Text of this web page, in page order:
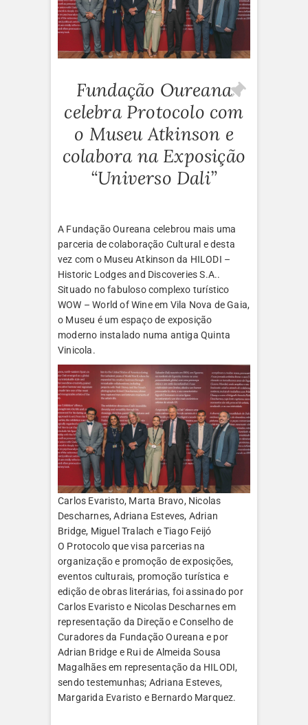
Fundação Oureana
celebra Protocolo com
o Museu Atkinson e
colabora na Exposição
“Universo Dali”
A Fundação Oureana celebrou mais uma
parceria de colaboração Cultural e desta
vez com o Museu Atkinson da HILODI –
Historic Lodges and Discoveries S.A..
Situado no fabuloso complexo turístico
WOW – World of Wine em Vila Nova de Gaia,
o Museu é um espaço de exposição
moderno instalado numa antiga Quinta
Vinicola.
Carlos Evaristo, Marta Bravo, Nicolas
Descharnes, Adriana Esteves, Adrian
Bridge, Miguel Tralach e Tiago Feijó
O Protocolo que visa parcerias na
organização e promoção de exposições,
eventos culturais, promoção turística e
edição de obras literárias, foi assinado por
Carlos Evaristo e Nicolas Descharnes em
representação da Direção e Conselho de
Curadores da Fundação Oureana e por
Adrian Bridge e Rui de Almeida Sousa
Magalhães em representação da HILODI,
sendo testemunhas; Adriana Esteves,
Margarida Evaristo e Bernardo Marquez.